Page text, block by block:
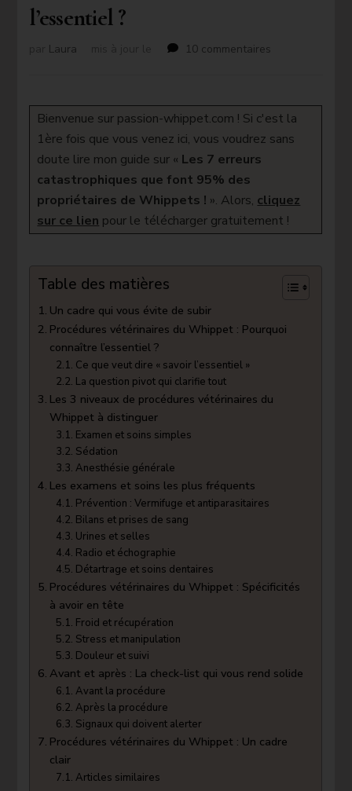
l’essentiel ?
Laura 10 commentaires
Whippet
Comment
?
Bienvenue sur passion-whippet.com ! Si c'est la
1ère fois que vous venez ici, vous voudrez sans
doute lire mon guide sur « Les 7 erreurs
catastrophiques que font 95% des
propriétaires de Whippets ! ». Alors, cliquez
sur ce lien pour le télécharger gratuitement !
Table des matières
Un cadre qui vous évite de subir
Procédures vétérinaires du Whippet : Pourquoi
connaître l’essentiel ?
Ce que veut dire « savoir l’essentiel »
La question pivot qui clarifie tout
Les 3 niveaux de procédures vétérinaires du
Whippet à distinguer
Examen et soins simples
Sédation
Anesthésie générale
Les examens et soins les plus fréquents
Prévention : Vermifuge et antiparasitaires
Bilans et prises de sang
Urines et selles
Radio et échographie
Détartrage et soins dentaires
Procédures vétérinaires du Whippet : Spécificités
à avoir en tête
Froid et récupération
Stress et manipulation
Douleur et suivi
Avant et après : La check-list qui vous rend solide
Avant la procédure
Après la procédure
Signaux qui doivent alerter
Procédures vétérinaires du Whippet : Un cadre
clair
Articles similaires